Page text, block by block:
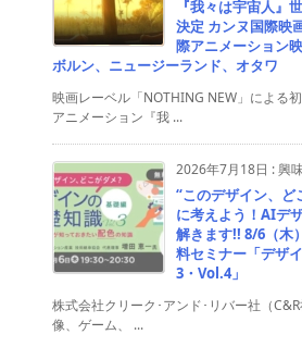
『我々は宇宙人』
決定 カンヌ国際映
際アニメーション
ボルン、ニュージーランド、オタワ
映画レーベル「NOTHING NEW」による
アニメーション『我 ...
2026年7月18日 :興
“このデザイン、ど
に考えよう！AIデ
解きます!! 8/6（木
料セミナー「デザ
3・Vol.4」
株式会社クリーク･アンド･リバー社（
像、ゲーム、 ...